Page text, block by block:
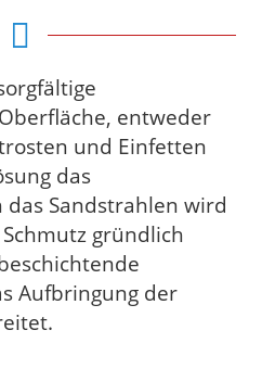
entweder
und Einfetten
das
Sandstrahlen wird
gründlich
Aufbringung der